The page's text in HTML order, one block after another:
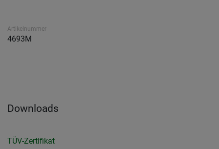
Artikelnummer
4693M
Downloads
TÜV-Zertifikat